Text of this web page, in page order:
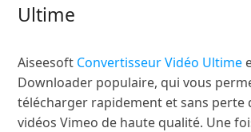
Ultime
Aiseesoft Convertisseur Vidéo Ultime
Downloader populaire, qui vous
télécharger rapidement et sans perte
vidéos Vimeo de haute qualité. Une